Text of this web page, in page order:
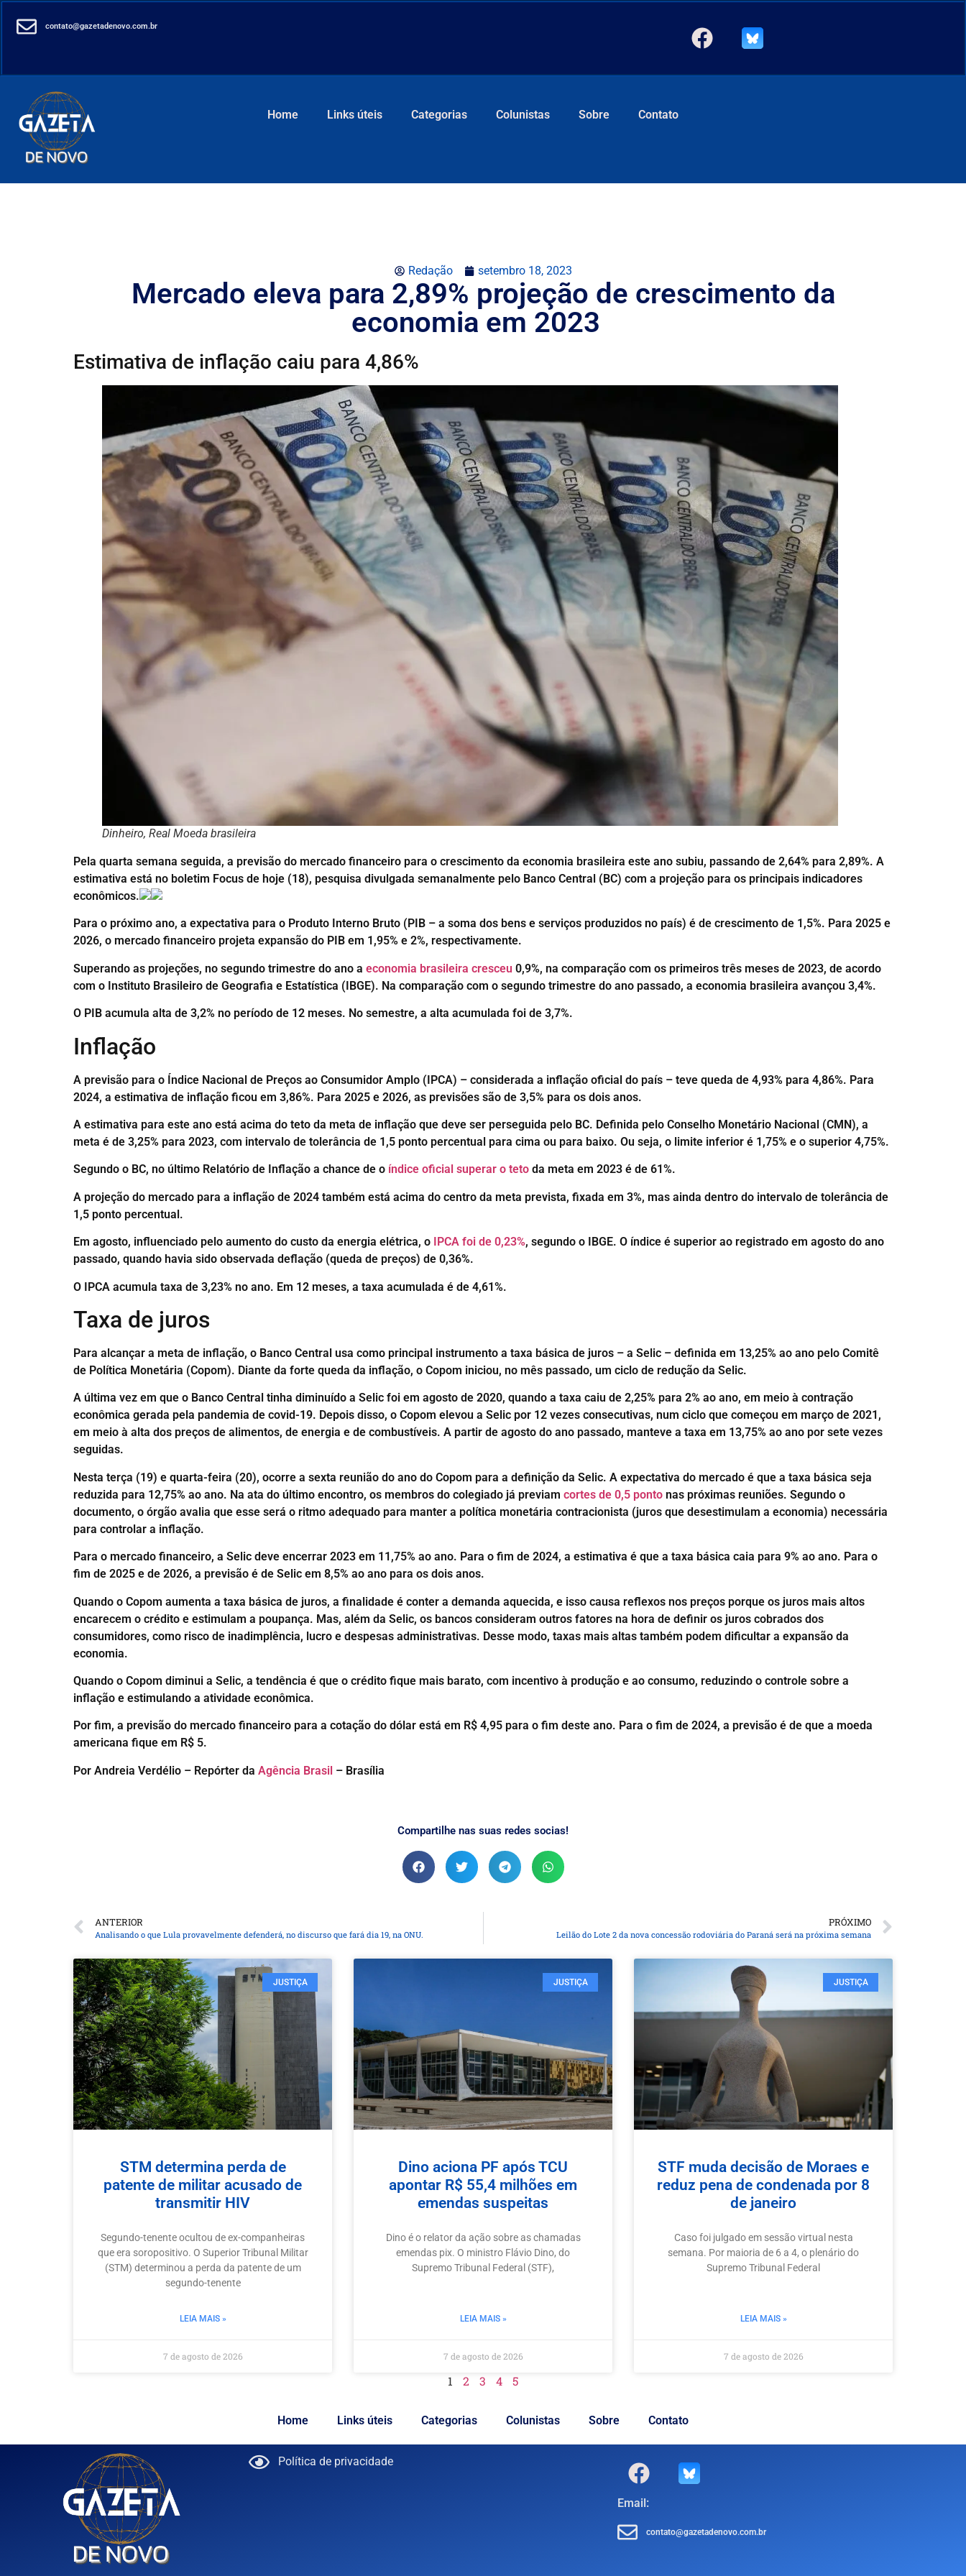
contato@gazetadenovo.com.br
Home Links úteis Categorias Colunistas Sobre Contato
Redação setembro 18, 2023
Mercado eleva para 2,89% projeção de crescimento da
economia em 2023
Estimativa de inflação caiu para 4,86%
Dinheiro, Real Moeda brasileira
Pela quarta semana seguida, a previsão do mercado financeiro para o crescimento da economia brasileira este ano subiu, passando de 2,64% para 2,89%. A
estimativa está no boletim Focus de hoje (18), pesquisa divulgada semanalmente pelo Banco Central (BC) com a projeção para os principais indicadores
econômicos.
Para o próximo ano, a expectativa para o Produto Interno Bruto (PIB – a soma dos bens e serviços produzidos no país) é de crescimento de 1,5%. Para 2025 e
2026, o mercado financeiro projeta expansão do PIB em 1,95% e 2%, respectivamente.
Superando as projeções, no segundo trimestre do ano a economia brasileira cresceu 0,9%, na comparação com os primeiros três meses de 2023, de acordo
com o Instituto Brasileiro de Geografia e Estatística (IBGE). Na comparação com o segundo trimestre do ano passado, a economia brasileira avançou 3,4%.
O PIB acumula alta de 3,2% no período de 12 meses. No semestre, a alta acumulada foi de 3,7%.
Inflação
A previsão para o Índice Nacional de Preços ao Consumidor Amplo (IPCA) – considerada a inflação oficial do país – teve queda de 4,93% para 4,86%. Para
2024, a estimativa de inflação ficou em 3,86%. Para 2025 e 2026, as previsões são de 3,5% para os dois anos.
A estimativa para este ano está acima do teto da meta de inflação que deve ser perseguida pelo BC. Definida pelo Conselho Monetário Nacional (CMN), a
meta é de 3,25% para 2023, com intervalo de tolerância de 1,5 ponto percentual para cima ou para baixo. Ou seja, o limite inferior é 1,75% e o superior 4,75%.
Segundo o BC, no último Relatório de Inflação a chance de o índice oficial superar o teto da meta em 2023 é de 61%.
A projeção do mercado para a inflação de 2024 também está acima do centro da meta prevista, fixada em 3%, mas ainda dentro do intervalo de tolerância de
1,5 ponto percentual.
Em agosto, influenciado pelo aumento do custo da energia elétrica, o IPCA foi de 0,23%, segundo o IBGE. O índice é superior ao registrado em agosto do ano
passado, quando havia sido observada deflação (queda de preços) de 0,36%.
O IPCA acumula taxa de 3,23% no ano. Em 12 meses, a taxa acumulada é de 4,61%.
Taxa de juros
Para alcançar a meta de inflação, o Banco Central usa como principal instrumento a taxa básica de juros – a Selic – definida em 13,25% ao ano pelo Comitê
de Política Monetária (Copom). Diante da forte queda da inflação, o Copom iniciou, no mês passado, um ciclo de redução da Selic.
A última vez em que o Banco Central tinha diminuído a Selic foi em agosto de 2020, quando a taxa caiu de 2,25% para 2% ao ano, em meio à contração
econômica gerada pela pandemia de covid-19. Depois disso, o Copom elevou a Selic por 12 vezes consecutivas, num ciclo que começou em março de 2021,
em meio à alta dos preços de alimentos, de energia e de combustíveis. A partir de agosto do ano passado, manteve a taxa em 13,75% ao ano por sete vezes
seguidas.
Nesta terça (19) e quarta-feira (20), ocorre a sexta reunião do ano do Copom para a definição da Selic. A expectativa do mercado é que a taxa básica seja
reduzida para 12,75% ao ano. Na ata do último encontro, os membros do colegiado já previam cortes de 0,5 ponto nas próximas reuniões. Segundo o
documento, o órgão avalia que esse será o ritmo adequado para manter a política monetária contracionista (juros que desestimulam a economia) necessária
para controlar a inflação.
Para o mercado financeiro, a Selic deve encerrar 2023 em 11,75% ao ano. Para o fim de 2024, a estimativa é que a taxa básica caia para 9% ao ano. Para o
fim de 2025 e de 2026, a previsão é de Selic em 8,5% ao ano para os dois anos.
Quando o Copom aumenta a taxa básica de juros, a finalidade é conter a demanda aquecida, e isso causa reflexos nos preços porque os juros mais altos
encarecem o crédito e estimulam a poupança. Mas, além da Selic, os bancos consideram outros fatores na hora de definir os juros cobrados dos
consumidores, como risco de inadimplência, lucro e despesas administrativas. Desse modo, taxas mais altas também podem dificultar a expansão da
economia.
Quando o Copom diminui a Selic, a tendência é que o crédito fique mais barato, com incentivo à produção e ao consumo, reduzindo o controle sobre a
inflação e estimulando a atividade econômica.
Por fim, a previsão do mercado financeiro para a cotação do dólar está em R$ 4,95 para o fim deste ano. Para o fim de 2024, a previsão é de que a moeda
americana fique em R$ 5.
Por Andreia Verdélio – Repórter da Agência Brasil – Brasília
Compartilhe nas suas redes socias!
ANTERIOR
Analisando o que Lula provavelmente defenderá, no discurso que fará dia 19, na ONU.
PRÓXIMO
Leilão do Lote 2 da nova concessão rodoviária do Paraná será na próxima semana
JUSTIÇA
STM determina perda de
patente de militar acusado de
transmitir HIV
Segundo-tenente ocultou de ex-companheiras
que era soropositivo. O Superior Tribunal Militar
(STM) determinou a perda da patente de um
segundo-tenente
LEIA MAIS »
7 de agosto de 2026
JUSTIÇA
Dino aciona PF após TCU
apontar R$ 55,4 milhões em
emendas suspeitas
Dino é o relator da ação sobre as chamadas
emendas pix. O ministro Flávio Dino, do
Supremo Tribunal Federal (STF),
LEIA MAIS »
7 de agosto de 2026
JUSTIÇA
STF muda decisão de Moraes e
reduz pena de condenada por 8
de janeiro
Caso foi julgado em sessão virtual nesta
semana. Por maioria de 6 a 4, o plenário do
Supremo Tribunal Federal
LEIA MAIS »
7 de agosto de 2026
1 2 3 4 5
Home Links úteis Categorias Colunistas Sobre Contato
Política de privacidade
Email:
contato@gazetadenovo.com.br